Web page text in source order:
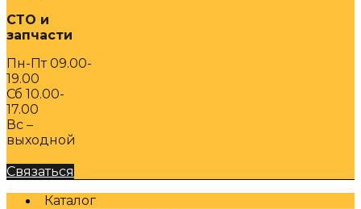
СТО и
запчасти
Пн-Пт 09.00-
19.00
Сб 10.00-
17.00
Вс –
выходной
Связаться
Каталог